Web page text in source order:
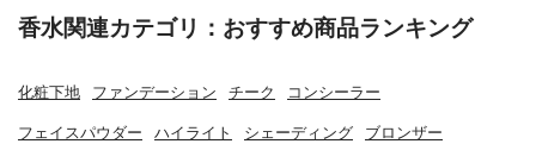
香水関連カテゴリ：おすすめ商品ランキング
化粧下地 ファンデーション チーク コンシーラー
フェイスパウダー ハイライト シェーディング ブロンザー